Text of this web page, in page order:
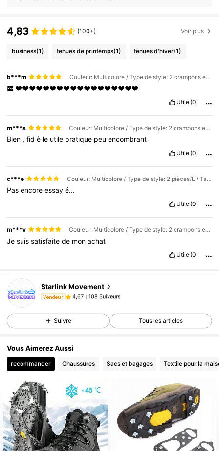
4,83 (100+) Voir plus
business(1) tenues de printemps(1) tenues d'hiver(1)
b***m Couleur: Multicolore / Type de style: 2 crampons en acier inoxydable à 26 dents / Taille: Taille Unique
❤️❤️❤️❤️❤️❤️❤️❤️❤️❤️❤️❤️❤️❤️❤️❤️❤️❤️
Utile (0)
m***s Couleur: Multicolore / Type de style: 2 crampons en acier inoxydable à 26 dents / Taille: Taille Unique
Bien ,fidè le utile pratique peuencombrant
Utile (0)
c***e Couleur: Multicolore / Type de style: 2 pièces/L / Taille: Taille Unique
Pasencoreessayé...
Utile (0)
m***v Couleur: Multicolore / Type de style: 2 crampons en acier inoxydable à 26 dents / Taille: Taille Unique
Jesuissatisfaitede monachat
Utile (0)
Starlink Movement
Vendeur
4,67
108 Suiveurs
m***aest en train de naviguer
Suivre Tous les articles
Vous Aimerez Aussi
recommander Chaussures Sacs et bagages Textile pour la